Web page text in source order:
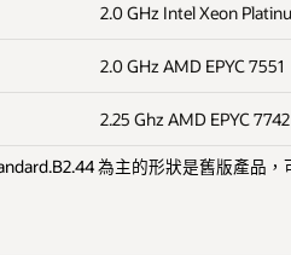
2.0 GHz Intel Xeon
2.0 GHz AMD EPYC 7551
2.25 Ghz AMD EPYC 7742
為主的形狀是舊版產品